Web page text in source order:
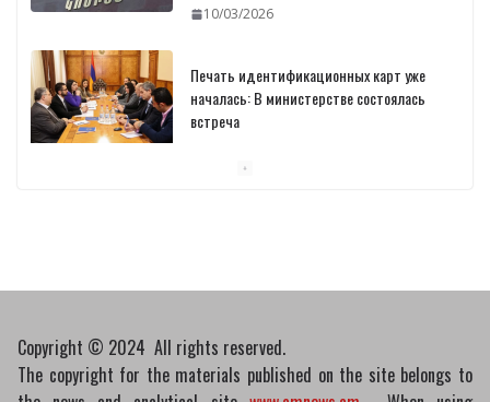
10/03/2026
Печать идентификационных карт уже
началась: В министерстве состоялась
встреча
Copyright © 2024 All rights reserved.
The copyright for the materials published on the site belongs to